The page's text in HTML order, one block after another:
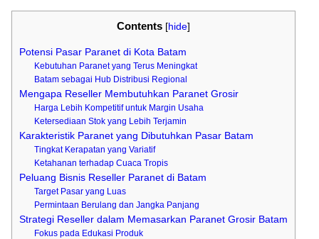
Contents [hide]
Potensi Pasar Paranet di Kota Batam
Kebutuhan Paranet yang Terus Meningkat
Batam sebagai Hub Distribusi Regional
Mengapa Reseller Membutuhkan Paranet Grosir
Harga Lebih Kompetitif untuk Margin Usaha
Ketersediaan Stok yang Lebih Terjamin
Karakteristik Paranet yang Dibutuhkan Pasar Batam
Tingkat Kerapatan yang Variatif
Ketahanan terhadap Cuaca Tropis
Peluang Bisnis Reseller Paranet di Batam
Target Pasar yang Luas
Permintaan Berulang dan Jangka Panjang
Strategi Reseller dalam Memasarkan Paranet Grosir Batam
Fokus pada Edukasi Produk